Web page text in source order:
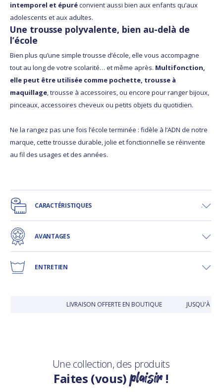
intemporel et épuréconvient aussi bien aux enfants qu’aux
adolescents et aux adultes.
Une trousse polyvalente, bien au-delà de
l’école
Bien plus qu’une simple trousse d’école, elle vous accompagne
tout au long de votre scolarité… et même après. Multifonction,
elle peut être utilisée comme pochette, trousse à
maquillage, trousse à accessoires, ou encore pour ranger bijoux,
pinceaux, accessoires cheveux ou petits objets du quotidien.
Ne la rangez pas une fois l’école terminée : fidèle à l’ADN de notre
marque, cette trousse durable, jolie et fonctionnelle se réinvente
au fil des usages et des années.
CARACTÉRISTIQUES
AVANTAGES
ENTRETIEN
LIVRAISON OFFERTE EN BOUTIQUE JUSQU'À 30
Une collection, des produits
Faites (vous)plaisir!